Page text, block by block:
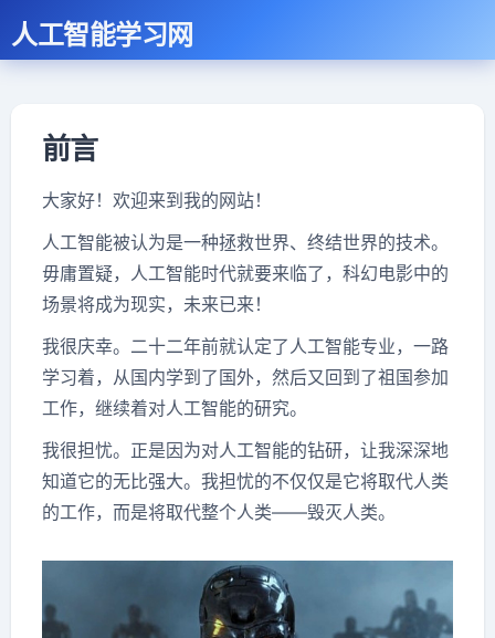
人工智能学习网
前言
大家好！欢迎来到我的网站！
人工智能被认为是一种拯救世界、终结世界的技术。
毋庸置疑，人工智能时代就要来临了，科幻电影中的
场景将成为现实，未来已来！
我很庆幸。二十二年前就认定了人工智能专业，一路
学习着，从国内学到了国外，然后又回到了祖国参加
工作，继续着对人工智能的研究。
我很担忧。正是因为对人工智能的钻研，让我深深地
知道它的无比强大。我担忧的不仅仅是它将取代人类
的工作，而是将取代整个人类——毁灭人类。